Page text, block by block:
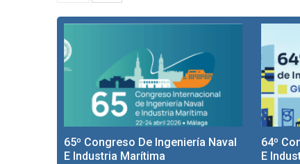
65º Congreso De Ingeniería Naval
E Industria Marítima
64º
E